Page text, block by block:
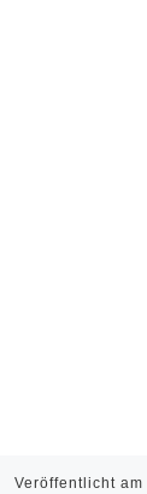
Veröffentlicht am